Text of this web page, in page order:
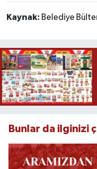
Kaynak: Belediye
Bunlar da ilginizi